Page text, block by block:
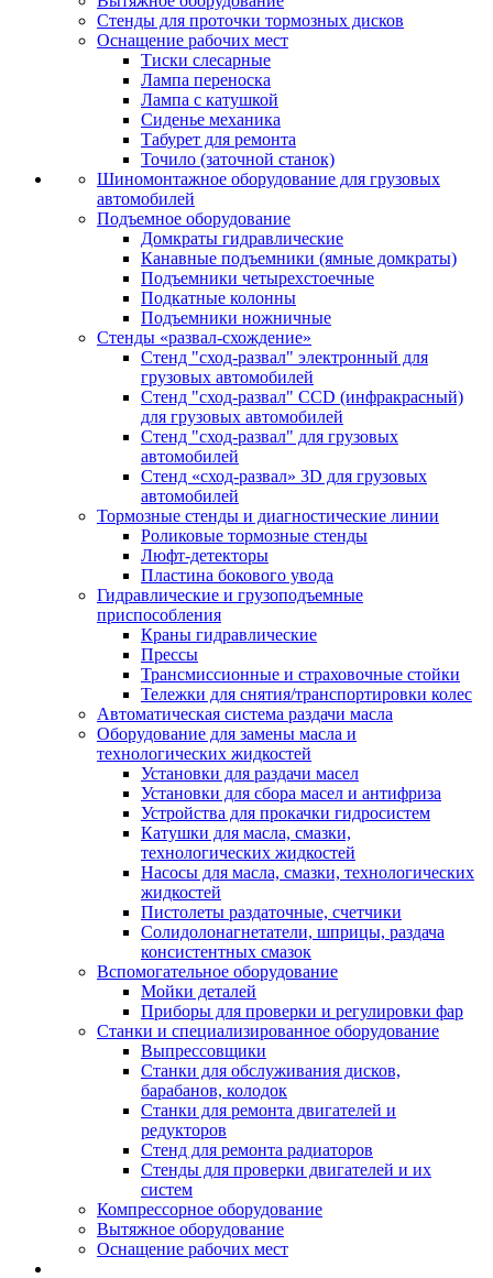
Стенды для проточки тормозных дисков
Оснащение рабочих мест
Тиски слесарные
Лампа переноска
Лампа с катушкой
Сиденье механика
Табурет для ремонта
Точило (заточной станок)
Шиномонтажное оборудование для грузовых
автомобилей
Подъемное оборудование
Домкраты гидравлические
Канавные подъемники (ямные домкраты)
Подъемники четырехстоечные
Подкатные колонны
Подъемники ножничные
Стенды «развал-схождение»
Стенд "сход-развал" электронный для
грузовых автомобилей
Стенд "сход-развал" CCD (инфракрасный)
для грузовых автомобилей
Стенд "сход-развал" для грузовых
автомобилей
Стенд «сход-развал» 3D для грузовых
автомобилей
Тормозные стенды и диагностические линии
Роликовые тормозные стенды
Люфт-детекторы
Пластина бокового увода
Гидравлические и грузоподъемные
приспособления
Краны гидравлические
Прессы
Трансмиссионные и страховочные стойки
Тележки для снятия/транспортировки колес
Автоматическая система раздачи масла
Оборудование для замены масла и
технологических жидкостей
Установки для раздачи масел
Установки для сбора масел и антифриза
Устройства для прокачки гидросистем
Катушки для масла, смазки,
технологических жидкостей
Насосы для масла, смазки, технологических
жидкостей
Пистолеты раздаточные, счетчики
Солидолонагнетатели, шприцы, раздача
консистентных смазок
Вспомогательное оборудование
Мойки деталей
Приборы для проверки и регулировки фар
Станки и специализированное оборудование
Выпрессовщики
Станки для обслуживания дисков,
барабанов, колодок
Станки для ремонта двигателей и
редукторов
Стенд для ремонта радиаторов
Стенды для проверки двигателей и их
систем
Компрессорное оборудование
Вытяжное оборудование
Оснащение рабочих мест